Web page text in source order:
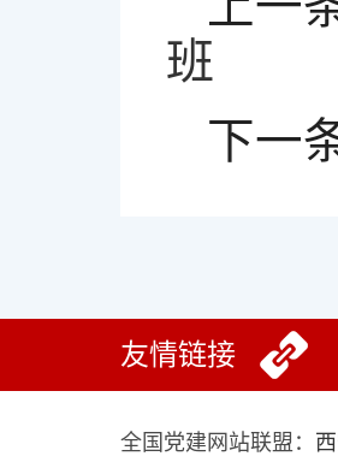
班
下一
友情链接
全国党建网站联盟：